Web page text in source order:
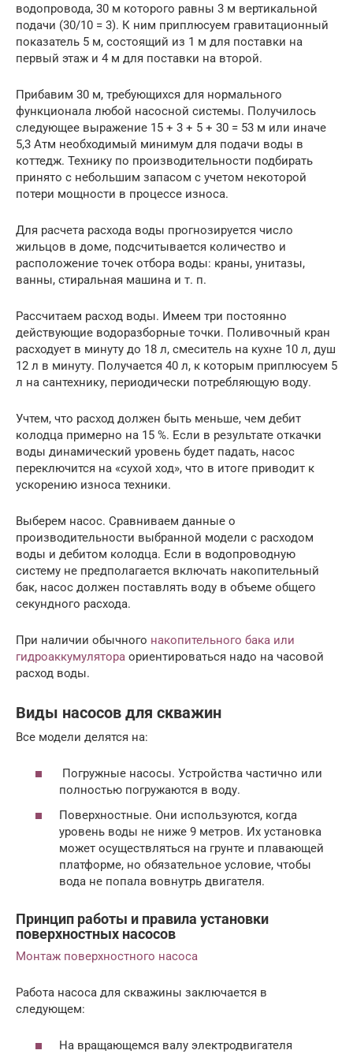
водопровода, 30 м которого равны 3 м вертикальной
подачи (30/10 = 3). К ним приплюсуем гравитационный
показатель 5 м, состоящий из 1 м для поставки на
первый этаж и 4 м для поставки на второй.
Прибавим 30 м, требующихся для нормального
функционала любой насосной системы. Получилось
следующее выражение 15 + 3 + 5 + 30 = 53 м или иначе
5,3 Атм необходимый минимум для подачи воды в
коттедж. Технику по производительности подбирать
принято с небольшим запасом с учетом некоторой
потери мощности в процессе износа.
Для расчета расхода воды прогнозируется число
жильцов в доме, подсчитывается количество и
расположение точек отбора воды: краны, унитазы,
ванны, стиральная машина и т. п.
Рассчитаем расход воды. Имеем три постоянно
действующие водоразборные точки. Поливочный кран
расходует в минуту до 18 л, смеситель на кухне 10 л, душ
12 л в минуту. Получается 40 л, к которым приплюсуем 5
л на сантехнику, периодически потребляющую воду.
Учтем, что расход должен быть меньше, чем дебит
колодца примерно на 15 %. Если в результате откачки
воды динамический уровень будет падать, насос
переключится на «сухой ход», что в итоге приводит к
ускорению износа техники.
Выберем насос. Сравниваем данные о
производительности выбранной модели с расходом
воды и дебитом колодца. Если в водопроводную
систему не предполагается включать накопительный
бак, насос должен поставлять воду в объеме общего
секундного расхода.
При наличии обычного накопительного бака или
гидроаккумулятора ориентироваться надо на часовой
расход воды.
Виды насосов для скважин
Все модели делятся на:
Погружные насосы. Устройства частично или
полностью погружаются в воду.
Поверхностные. Они используются, когда
уровень воды не ниже 9 метров. Их установка
может осуществляться на грунте и плавающей
платформе, но обязательное условие, чтобы
вода не попала вовнутрь двигателя.
Принцип работы и правила установки
поверхностных насосов
Монтаж поверхностного насоса
Работа насоса для скважины заключается в
следующем:
На вращающемся валу электродвигателя